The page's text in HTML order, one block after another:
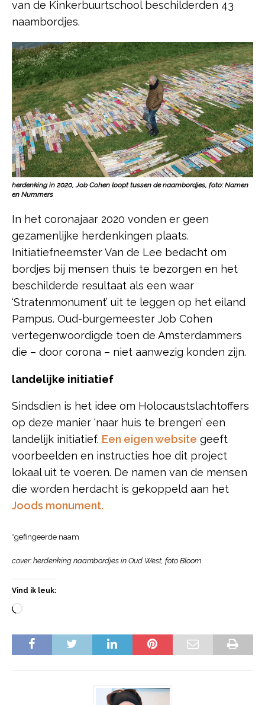
van de Kinkerbuurtschool beschilderden 43
naambordjes.
herdenking in 2020, Job Cohen loopt tussen de naambordjes, foto: Namen
en Nummers
In het coronajaar 2020 vonden er geen
gezamenlijke herdenkingen plaats.
Initiatiefneemster Van de Lee bedacht om
bordjes bij mensen thuis te bezorgen en het
beschilderde resultaat als een waar
‘Stratenmonument’ uit te leggen op het eiland
Pampus. Oud-burgemeester Job Cohen
vertegenwoordigde toen de Amsterdammers
die – door corona – niet aanwezig konden zijn.
landelijke initiatief
Sindsdien is het idee om Holocaustslachtoffers
op deze manier ‘naar huis te brengen’ een
landelijk initiatief. Een eigen website geeft
voorbeelden en instructies hoe dit project
lokaal uit te voeren. De namen van de mensen
die worden herdacht is gekoppeld aan het
Joods monument.
*gefingeerde naam
cover: herdenking naambordjes in Oud West, foto Bloom
Vind ik leuk: